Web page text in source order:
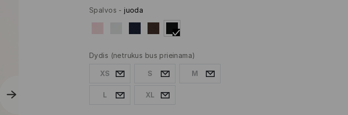
Spalvos -juoda
Dydis (netrukus bus prieinama)
XS S M
L XL